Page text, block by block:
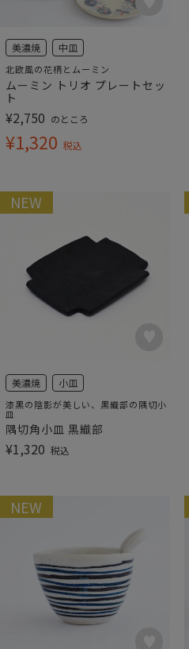
美濃焼 中皿
北欧風の花柄とムーミン
ムーミン トリオ プレートセッ
ト
¥2,750 のところ
¥1,320 税込
NEW
美濃焼 小皿
漆黒の陰影が美しい、黒織部の隅切小
皿
隅切角小皿 黒織部
¥1,320 税込
NEW